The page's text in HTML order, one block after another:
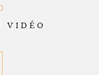
VIDÉO